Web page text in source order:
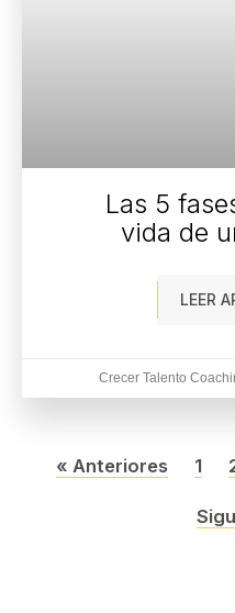
Las 5
vida de
LEER
Crecer Talento
« Anteriores 1